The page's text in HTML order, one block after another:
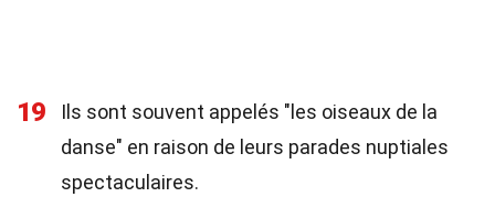
19
Ils sont souvent appelés "les oiseaux de la
danse" en raison de leurs parades nuptiales
spectaculaires.